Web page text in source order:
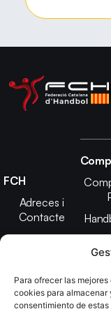
Para ofrecer las
cookies para almacenar
consentimiento de
FCH
Adreces i
Contacte
Junta Directiva
2025
Estatuts